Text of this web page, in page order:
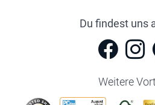
Du findest uns
Weitere